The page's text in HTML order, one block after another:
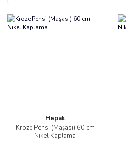
Hepak
Kroze Pensi (Maşası) 60 cm
Nikel Kaplama